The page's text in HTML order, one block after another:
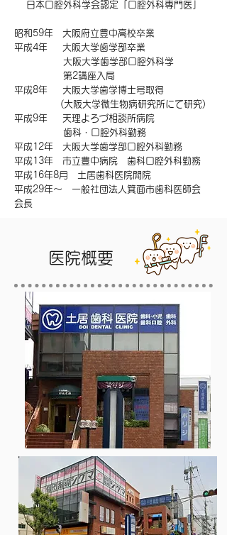
日本口腔外科学会認定「口腔外科専門医」
昭和59年 大阪府立豊中高校卒業
平成4年 大阪大学歯学部卒業
大阪大学歯学部口腔外科学
第2講座入局
平成8年 大阪大学歯学博士号取得
(大阪大学微生物病研究所にて研究)
平成9年 天理よろづ相談所病院
歯科・口腔外科勤務
平成12年 大阪大学歯学部口腔外科勤務
平成13年 市立豊中病院 歯科口腔外科勤務
平成16年8月 土居歯科医院開院
​平成29年～ 一般社団法人箕面市歯科医師会
会長
​医院概要